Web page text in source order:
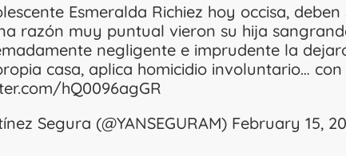
Esmeralda Richiez hoy occisa, deben
razón muy puntual vieron su hija
negligente e imprudente la
casa, aplica homicidio involuntario… con
hQ0096agGR
Segura (@YANSEGURAM) February 15,